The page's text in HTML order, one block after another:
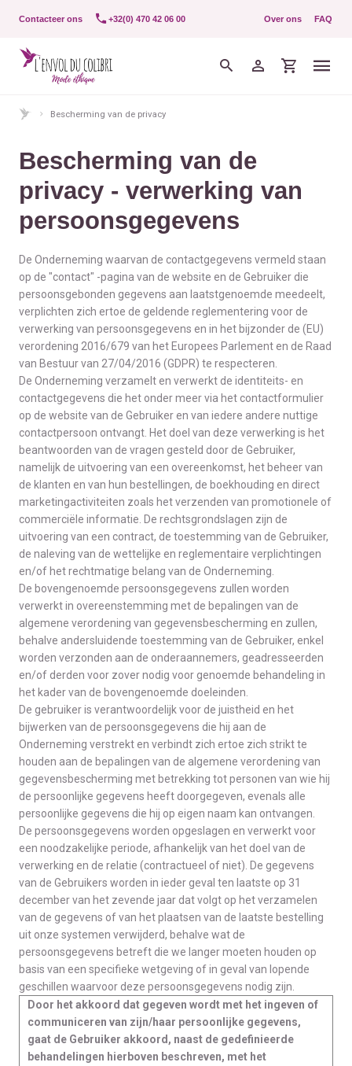
Contacteer ons +32(0) 470 42 06 00 Over ons FAQ
Bescherming van de privacy
Bescherming van de
privacy - verwerking van
persoonsgegevens
De Onderneming waarvan de contactgegevens vermeld staan
op de "contact" -pagina van de website en de Gebruiker die
persoonsgebonden gegevens aan laatstgenoemde meedeelt,
verplichten zich ertoe de geldende reglementering voor de
verwerking van persoonsgegevens en in het bijzonder de (EU)
verordening 2016/679 van het Europees Parlement en de Raad
van Bestuur van 27/04/2016 (GDPR) te respecteren.
De Onderneming verzamelt en verwerkt de identiteits- en
contactgegevens die het onder meer via het contactformulier
op de website van de Gebruiker en van iedere andere nuttige
contactpersoon ontvangt. Het doel van deze verwerking is het
beantwoorden van de vragen gesteld door de Gebruiker,
namelijk de uitvoering van een overeenkomst, het beheer van
de klanten en van hun bestellingen, de boekhouding en direct
marketingactiviteiten zoals het verzenden van promotionele of
commerciële informatie. De rechtsgrondslagen zijn de
uitvoering van een contract, de toestemming van de Gebruiker,
de naleving van de wettelijke en reglementaire verplichtingen
en/of het rechtmatige belang van de Onderneming.
De bovengenoemde persoonsgegevens zullen worden
verwerkt in overeenstemming met de bepalingen van de
algemene verordening van gegevensbescherming en zullen,
behalve andersluidende toestemming van de Gebruiker, enkel
worden verzonden aan de onderaannemers, geadresseerden
en/of derden voor zover nodig voor genoemde behandeling in
het kader van de bovengenoemde doeleinden.
De gebruiker is verantwoordelijk voor de juistheid en het
bijwerken van de persoonsgegevens die hij aan de
Onderneming verstrekt en verbindt zich ertoe zich strikt te
houden aan de bepalingen van de algemene verordening van
gegevensbescherming met betrekking tot personen van wie hij
de persoonlijke gegevens heeft doorgegeven, evenals alle
persoonlijke gegevens die hij op eigen naam kan ontvangen.
De persoonsgegevens worden opgeslagen en verwerkt voor
een noodzakelijke periode, afhankelijk van het doel van de
verwerking en de relatie (contractueel of niet). De gegevens
van de Gebruikers worden in ieder geval ten laatste op 31
december van het zevende jaar dat volgt op het verzamelen
van de gegevens of van het plaatsen van de laatste bestelling
uit onze systemen verwijderd, behalve wat de
persoonsgegevens betreft die we langer moeten houden op
basis van een specifieke wetgeving of in geval van lopende
geschillen waarvoor deze persoonsgegevens nodig zijn.
Door het akkoord dat gegeven wordt met het ingeven of
communiceren van zijn/haar persoonlijke gegevens,
gaat de Gebruiker akkoord, naast de gedefinieerde
behandelingen hierboven beschreven, met het